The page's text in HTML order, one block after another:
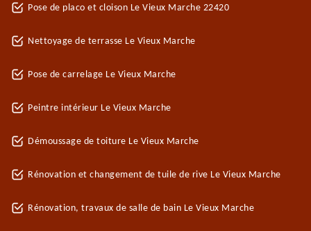
Pose de placo et cloison Le Vieux Marche 22420
Nettoyage de terrasse Le Vieux Marche
Pose de carrelage Le Vieux Marche
Peintre intérieur Le Vieux Marche
Démoussage de toiture Le Vieux Marche
Rénovation et changement de tuile de rive Le Vieux Marche
Rénovation, travaux de salle de bain Le Vieux Marche